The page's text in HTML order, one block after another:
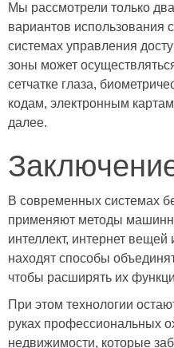
Мы рассмотрели только
вариантов использования
системах управления
зоны может
сетчатке глаза,
кодам, электронным
далее.
В современных системах
применяют методы
интеллект, интернет
находят способы
чтобы расширять их
При этом технологии
руках профессиональных
недвижимости, которые